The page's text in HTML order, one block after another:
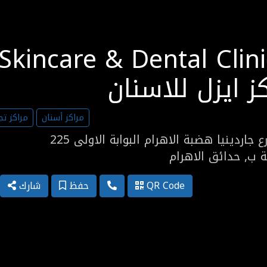
& Dental
ايزل للاسنان
مراكز مراكز أسنان
جاردينيا هضبة الاهرام البوابة الاولى
ب, حدائق الاهرام
شارك حفظ QR Code